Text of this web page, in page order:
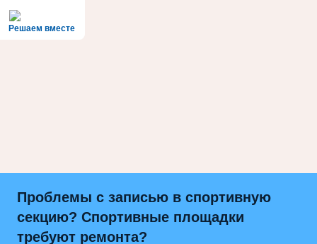
Решаем вместе
Проблемы с записью в спортивную
секцию? Спортивные площадки
требуют ремонта?